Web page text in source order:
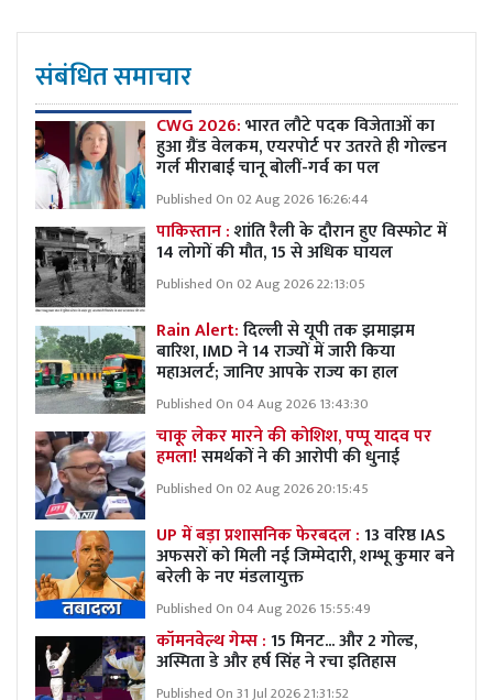
संबंधित समाचार
CWG 2026:भारत लौटे पदक विजेताओं का
हुआ ग्रैंड वेलकम, एयरपोर्ट पर उतरते ही गोल्डन
गर्ल मीराबाई चानू बोलीं-गर्व का पल
Published On 02 Aug 2026 16:26:44
पाकिस्तान :शांति रैली के दौरान हुए विस्फोट में
14 लोगों की मौत, 15 से अधिक घायल
Published On 02 Aug 2026 22:13:05
Rain Alert:दिल्ली से यूपी तक झमाझम
बारिश, IMD ने 14 राज्यों में जारी किया
महाअलर्ट; जानिए आपके राज्य का हाल
Published On 04 Aug 2026 13:43:30
चाकू लेकर मारने की कोशिश, पप्पू यादव पर
हमला!समर्थकों ने की आरोपी की धुनाई
Published On 02 Aug 2026 20:15:45
UP में बड़ा प्रशासनिक फेरबदल :13 वरिष्ठ IAS
अफसरों को मिली नई जिम्मेदारी, शम्भू कुमार बने
बरेली के नए मंडलायुक्त
Published On 04 Aug 2026 15:55:49
कॉमनवेल्थ गेम्स :15 मिनट... और 2 गोल्ड,
अस्मिता डे और हर्ष सिंह ने रचा इतिहास
Published On 31 Jul 2026 21:31:52